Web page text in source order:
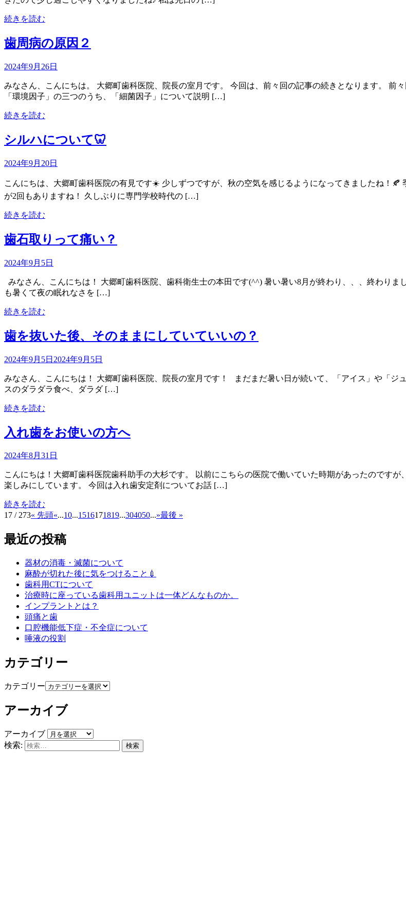
続きを読む
歯周病の原因２
2024年9月26日
みなさん、こんにちは。 大郷町歯科医院、院長の室月です。 今回は、前々回の記事の続きとなります。 前
「環境因子」の三つのうち、「細菌因子」について説明 […]
続きを読む
シルハについて🦷
2024年9月20日
こんにちは、大郷町歯科医院の有見です☀️ 少しずつですが、秋の空気を感じるようになってきましたね！
が2回もありますね！ 久しぶりに専門学校時代の […]
続きを読む
歯石取りって痛い？
2024年9月5日
みなさん、こんにちは！ 大郷町歯科医院、歯科衛生士の本田です(^^) 暑い暑い8月が終わり、、、終わり
も暑くて夜の眠れなさを […]
続きを読む
歯を抜いた後、そのままにしていていいの？
2024年9月5日 2024年9月5日
みなさん、こんにちは！ 大郷町歯科医院、院長の室月です！ まだまだ暑い日が続いて、「アイス」や「
スのダラダラ食べ、ダラダ […]
続きを読む
入れ歯をお使いの方へ
2024年8月31日
こんにちは！大郷町歯科医院歯科助手の大杉です。 以前にこちらの医院で働いていた時期があったのです
楽しみにしています。 今回は入れ歯安定剤についてお話 […]
続きを読む
17 / 273« 先頭«...10...1516171819...304050...»最後 »
最近の投稿
器材の消毒・滅菌について
麻酔が切れた後に気をつけること💉
歯科用CTについて
治療時に座っている歯科用ユニットは一体どんなものか。
インプラントとは？
頭痛と歯
口腔機能低下症・不全症について
唾液の役割
カテゴリー
カテゴリー
アーカイブ
アーカイブ
検索: